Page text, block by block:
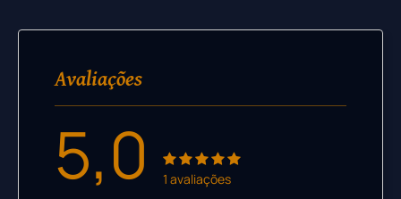
Avaliações
5,0 1 avaliações